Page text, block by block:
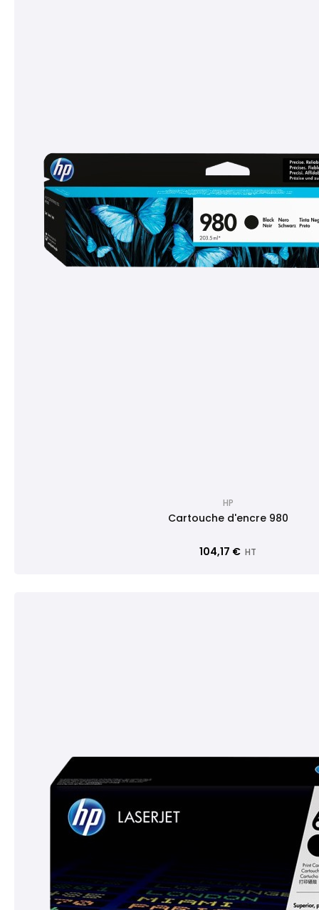
HP
Cartouche d'encre 980
104,17 € HT